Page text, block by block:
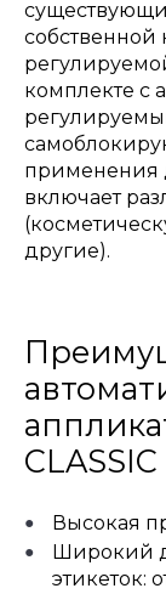
комплекте с
применения
включает
другие).
Высокая
Широкий
этикеток: